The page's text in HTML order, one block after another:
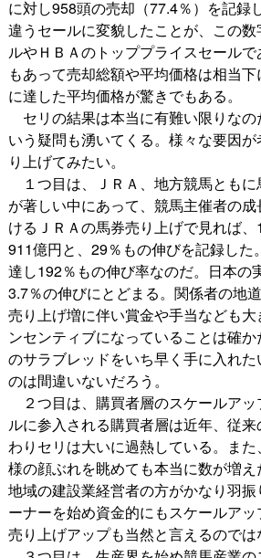
に対し958頭の売却（77.4％）を記録
違うセールに変貌したことが、この
ルやＨＢＡのトッププライスセール
もあって売却総額や平均価格は相当
に達した平均価格が驚きでもある。
セリの結果は本当に有難い限りな
いう疑問も湧いてくる。様々な要因
り上げてみたい。
１つ目は、ＪＲＡ、地方競馬とも
が著しい中にあって、競馬主催者の
けるＪＲＡの馬券売り上げで見れば
911億円と、29％もの伸びを記録し
達し192％もの伸び率なのだ。日本
3.7％の伸びにとどまる。関係者の地
売り上げ増に伴い賞金や手当なども
ンセンティブになっていることは確
のサラブレッドをいち早く手に入れ
のは間違いないだろう。
２つ目は、購買者層のスケールア
ルに参入される購買者層は近年、従
わりセリは大いに過熱している。ま
様の顔ぶれを眺めても本当に数が増
地域の建設業経営者の方がかなり羽
ーナーを始め資金的にもスケールア
売り上げアップも当然と言えるのでは